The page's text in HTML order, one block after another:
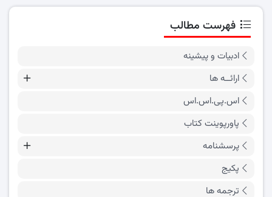
فهرست مطالب
ادبیات و پیشینه
ارائــه ها
اس.پی.اس.اس
پاورپوینت کتاب
پرسشنامه
پکیج
ترجمه ها